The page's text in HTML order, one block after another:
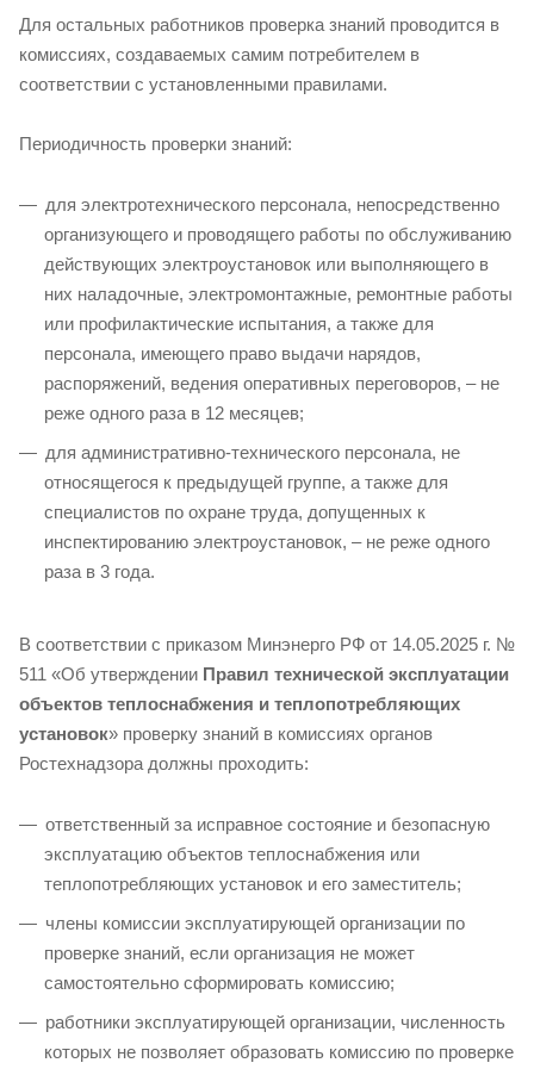
Для остальных работников проверка знаний проводится в
комиссиях, создаваемых самим потребителем в
соответствии с установленными правилами.
Периодичность проверки знаний:
для электротехнического персонала, непосредственно
организующего и проводящего работы по обслуживанию
действующих электроустановок или выполняющего в
них наладочные, электромонтажные, ремонтные работы
или профилактические испытания, а также для
персонала, имеющего право выдачи нарядов,
распоряжений, ведения оперативных переговоров, – не
реже одного раза в 12 месяцев;
для административно-технического персонала, не
относящегося к предыдущей группе, а также для
специалистов по охране труда, допущенных к
инспектированию электроустановок, – не реже одного
раза в 3 года.
В соответствии с приказом Минэнерго РФ от 14.05.2025 г. №
511 «Об утверждении Правил технической эксплуатации
объектов теплоснабжения и теплопотребляющих
установок» проверку знаний в комиссиях органов
Ростехнадзора должны проходить:
ответственный за исправное состояние и безопасную
эксплуатацию объектов теплоснабжения или
теплопотребляющих установок и его заместитель;
члены комиссии эксплуатирующей организации по
проверке знаний, если организация не может
самостоятельно сформировать комиссию;
работники эксплуатирующей организации, численность
которых не позволяет образовать комиссию по проверке